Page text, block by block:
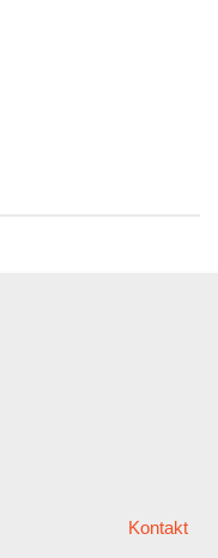
Kontakt